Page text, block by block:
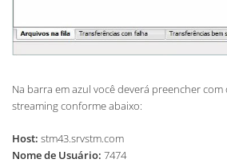
Na barra em azul você deverá preencher
streaming conforme abaixo:
Host: stm43.srvstm.com
Nome de Usuário: 7474